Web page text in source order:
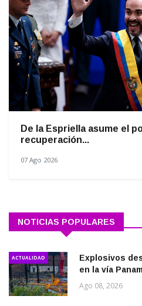
De la Espriella asume el
recuperación...
07 Ago 2026
NOTICIAS POPULARES
ACTUALIDAD
Explosivos
en la vía
Ago 08, 2026